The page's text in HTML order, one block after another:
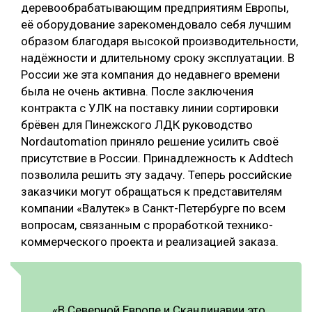
деревообрабатывающим предприятиям Европы,
её оборудование зарекомендовало себя лучшим
образом благодаря высокой производительности,
надёжности и длительному сроку эксплуатации. В
России же эта компания до недавнего времени
была не очень активна. После заключения
контракта с УЛК на поставку линии сортировки
брёвен для Пинежского ЛДК руководство
Nordautomation приняло решение усилить своё
присутствие в России. Принадлежность к Addtech
позволила решить эту задачу. Теперь российские
заказчики могут обращаться к представителям
компании «Валутек» в Санкт-Петербурге по всем
вопросам, связанным с проработкой технико-
коммерческого проекта и реализацией заказа.